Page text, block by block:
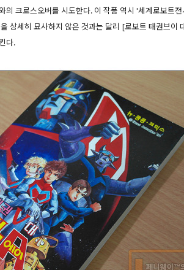
의 크로스오버를 시도한다. 이 작품 역시 '세계로보트
상세히 묘사하지 않은 것과는 달리 [로보트 태권브이
다.